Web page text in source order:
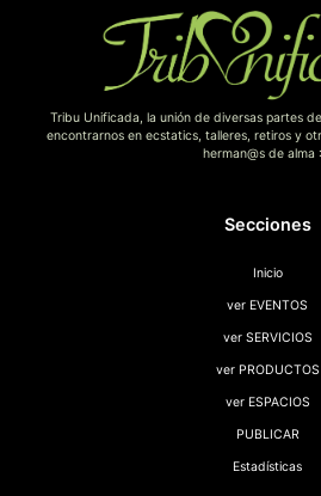
Tribu Unificada, la unión de diversas partes
encontrarnos en ecstatics, talleres, retiros y
herman@s de alma
Secciones
Inicio
ver EVENTOS
ver SERVICIOS
ver PRODUCTOS
ver ESPACIOS
PUBLICAR
Estadísticas